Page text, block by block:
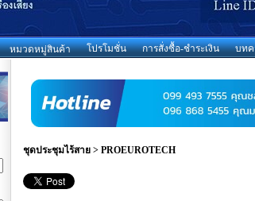
หมวดหมู่สินค้า โปรโมชั่น การสั่งซื้อ-ชำระเงิน บท
ชุดประชุมไร้สาย >PROEUROTECH